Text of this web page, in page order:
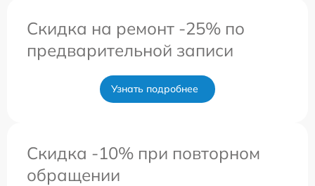
Скидка на ремонт -25% по
предварительной записи
Узнать подробнее
Скидка -10% при повторном
обращении